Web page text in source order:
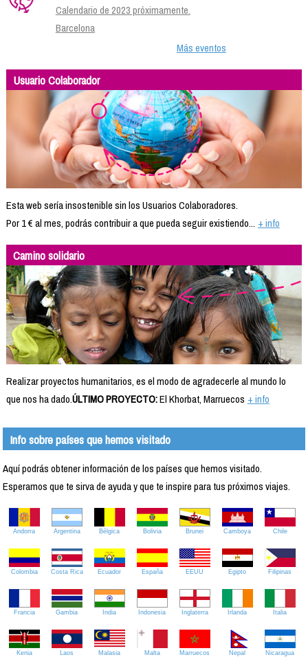
Calendario de 2023 próximamente.
Barcelona
Más eventos
Usuario Colaborador
Esta web sería insostenible sin los Usuarios Colaboradores.
Por 1 € al mes, podrás contribuir a que pueda seguir existiendo... + info
Camino solidario
Realizar proyectos humanitarios, es el modo de agradecerle al mundo lo
que nos ha dado.ÚLTIMO PROYECTO:El Khorbat, Marruecos + info
Info sobre países que hemos visitado
Aquí podrás obtener información de los países que hemos visitado.
Esperamos que te sirva de ayuda y que te inspire para tus próximos viajes.
Andorra Argentina Bélgica Bolivia Brunei Camboya Chile
Colombia Costa Rica Ecuador España EEUU Egipto Filipinas
Francia Gambia India Indonesia Inglaterra Irlanda Italia
Kenia Laos Malasia Malta Marruecos Nepal Nicaragua